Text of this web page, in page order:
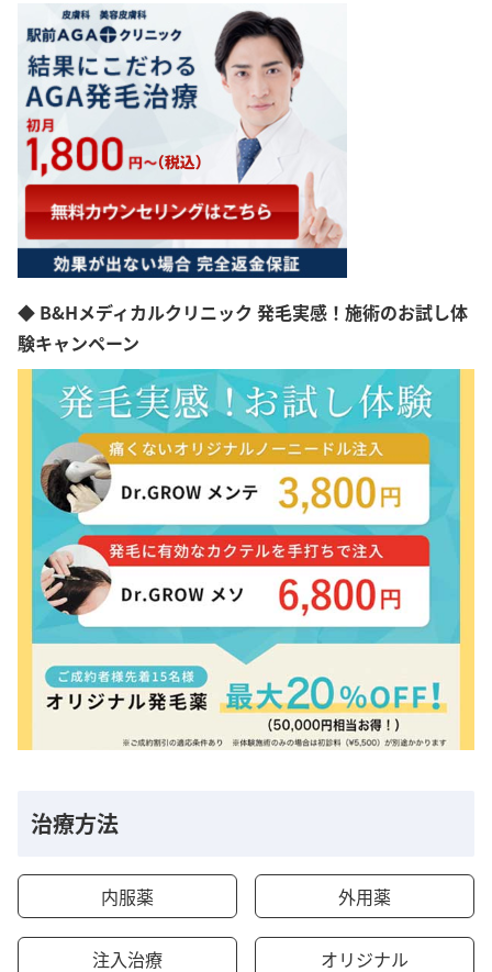
◆ B&Hメディカルクリニック 発毛実感！施術のお試し体
験キャンペーン
治療方法
内服薬 外用薬
注入治療 オリジナル